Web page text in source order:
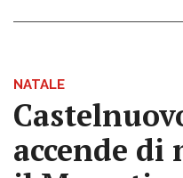
NATALE
accende di